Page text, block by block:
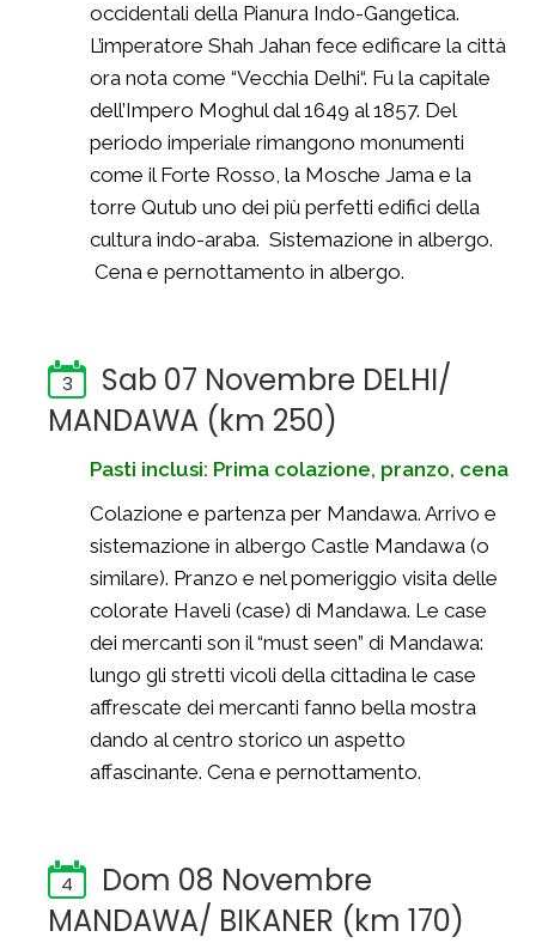
occidentali della Pianura Indo-Gangetica.
L’imperatore Shah Jahan fece edificare la città
ora nota come “Vecchia Delhi“. Fu la capitale
dell’Impero Moghul dal 1649 al 1857. Del
periodo imperiale rimangono monumenti
come il Forte Rosso, la Mosche Jama e la
torre Qutub uno dei più perfetti edifici della
cultura indo-araba. Sistemazione in albergo.
Cena e pernottamento in albergo.
3
Sab 07 Novembre DELHI/
MANDAWA (km 250)
Pasti inclusi: Prima colazione, pranzo, cena
Colazione e partenza per Mandawa. Arrivo e
sistemazione in albergo Castle Mandawa (o
similare). Pranzo e nel pomeriggio visita delle
colorate Haveli (case) di Mandawa. Le case
dei mercanti son il “must seen” di Mandawa:
lungo gli stretti vicoli della cittadina le case
affrescate dei mercanti fanno bella mostra
dando al centro storico un aspetto
affascinante. Cena e pernottamento.
4
Dom 08 Novembre
MANDAWA/ BIKANER (km 170)